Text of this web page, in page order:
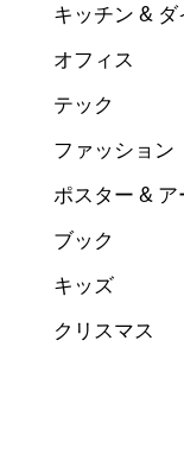
キッチン & ダ
オフィス
テック
ファッション
ポスター & ア
ブック
キッズ
クリスマス